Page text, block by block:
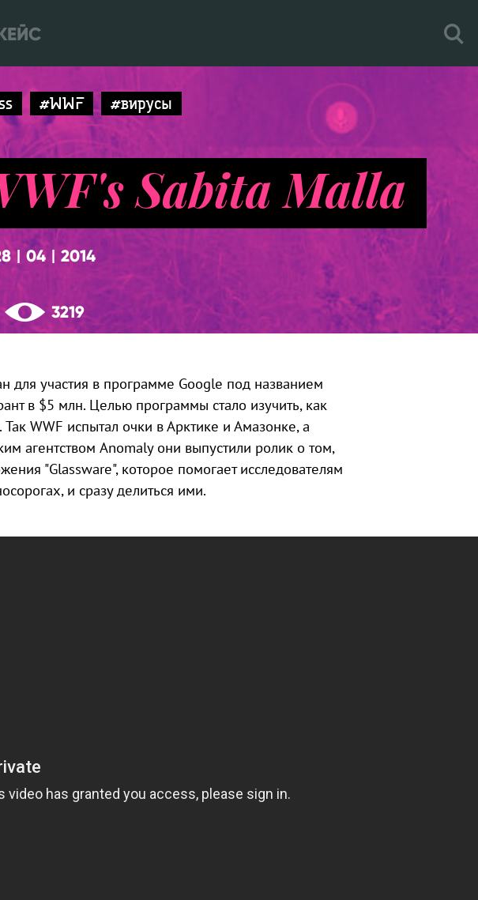
#WWF #вирусы
Sabita Malla
| 04 2014
3219
участия в программе Google под названием
в $5 млн. Целью программы стало изучить, как
WWF испытал очки в Арктике и Амазонке, а
агентством Anomaly они выпустили ролик о том,
"Glassware", которое помогает исследователям
и сразу делиться ими.